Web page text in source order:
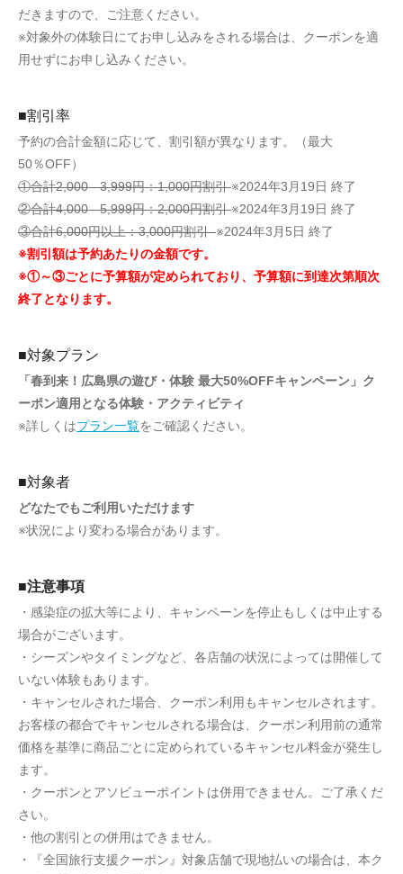
だきますので、ご注意ください。
※対象外の体験日にてお申し込みをされる場合は、クーポンを適
用せずにお申し込みください。
■割引率
予約の合計金額に応じて、割引額が異なります。（最大
50％OFF）
①合計2,000 - 3,999円：1,000円割引※2024年3月19日 終了
②合計4,000 - 5,999円：2,000円割引※2024年3月19日 終了
③合計6,000円以上：3,000円割引※2024年3月5日 終了
※割引額は予約あたりの金額です。
※①～③ごとに予算額が定められており、予算額に到達次第順次
終了となります。
■対象プラン
「春到来！広島県の遊び・体験 最大50%OFFキャンペーン」ク
ーポン適用となる体験・アクティビティ
※詳しくはプラン一覧をご確認ください。
■対象者
どなたでもご利用いただけます
※状況により変わる場合があります。
■注意事項
・感染症の拡大等により、キャンペーンを停止もしくは中止する
場合がございます。
・シーズンやタイミングなど、各店舗の状況によっては開催して
いない体験もあります。
・キャンセルされた場合、クーポン利用もキャンセルされます。
お客様の都合でキャンセルされる場合は、クーポン利用前の通常
価格を基準に商品ごとに定められているキャンセル料金が発生し
ます。
・クーポンとアソビューポイントは併用できません。ご了承くだ
さい。
・他の割引との併用はできません。
・『全国旅行支援クーポン』対象店舗で現地払いの場合は、本ク